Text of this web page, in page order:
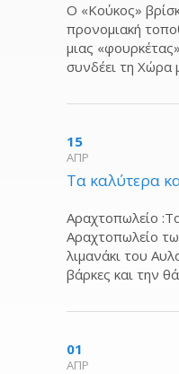
Ο «Κούκος»
προνομιακή
μιας
συνδέει τη Χώρα
15
ΑΠΡ
Tα καλύτερα
Αραχτοπωλείο
Αραχτοπωλείο
λιμανάκι του
βάρκες και την
01
ΑΠΡ